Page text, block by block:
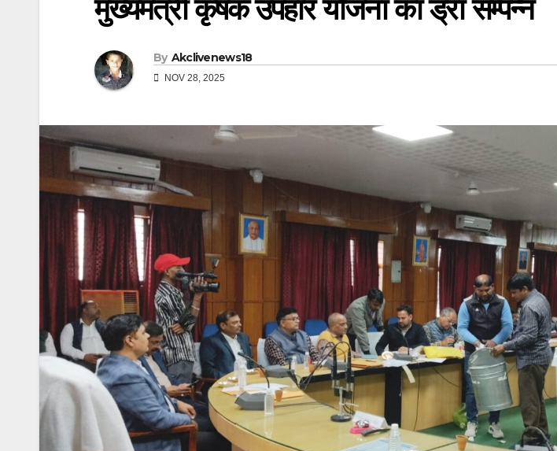
मुख्यमंत्री कृषक उपहार योजना का ड्रा सम्पन्न
By Akclivenews18
NOV 28, 2025